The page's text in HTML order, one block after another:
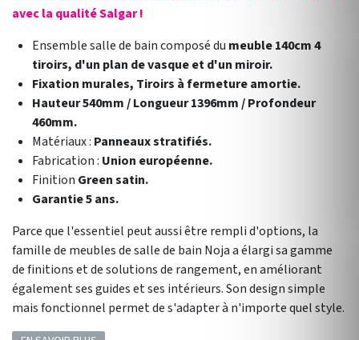
avec la qualité Salgar !
Ensemble salle de bain composé du meuble 140cm 4
tiroirs, d'un plan de vasque et d'un miroir.
Fixation murales, Tiroirs à fermeture amortie.
Hauteur 540mm / Longueur 1396mm / Profondeur
460mm.
Matériaux : Panneaux stratifiés.
Fabrication : Union européenne.
Finition Green satin.
Garantie 5 ans.
Parce que l'essentiel peut aussi être rempli d'options, la
famille de meubles de salle de bain Noja a élargi sa gamme
de finitions et de solutions de rangement, en améliorant
également ses guides et ses intérieurs. Son design simple
mais fonctionnel permet de s'adapter à n'importe quel style.